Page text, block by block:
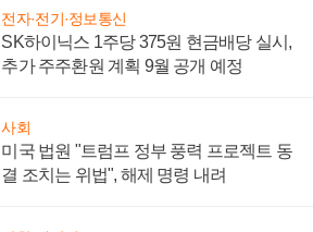
전자·전기·정보통신
SK하이닉스 1주당 375원 현금배당 실시,
추가 주주환원 계획 9월 공개 예정
사회
미국 법원 "트럼프 정부 풍력 프로젝트 동
결 조치는 위법", 해제 명령 내려